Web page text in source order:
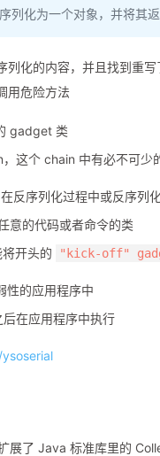
列化为一个对象，并将其
列化的内容，并且找到重
用危险方法
gadget 类
这个 chain 中有必不可少
在反序列化过程中或反序列
意的代码或者命令的类
将开头的 "kick-off"
性的应用程序中
在应用程序中执行
展了 Java 标准库里的